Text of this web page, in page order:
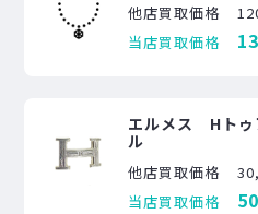
他店買取価格
当店買取価格
エルメス Hト
ル
他店買取価格
当店買取価格